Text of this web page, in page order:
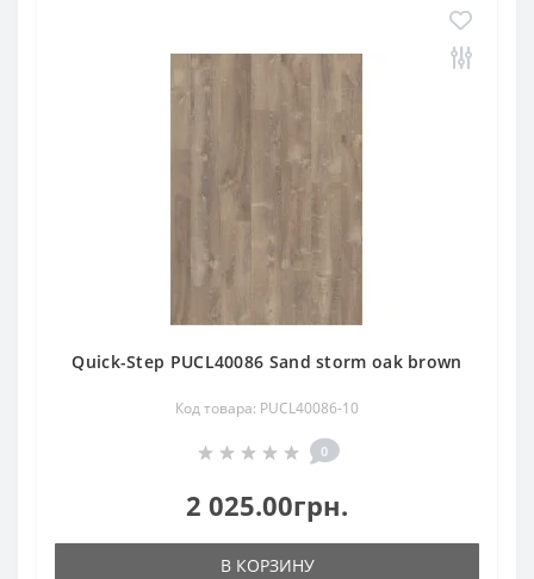
Quick-Step PUCL40086 Sand storm oak brown
Код товара: PUCL40086-10
0
2 025.00грн.
В КОРЗИНУ